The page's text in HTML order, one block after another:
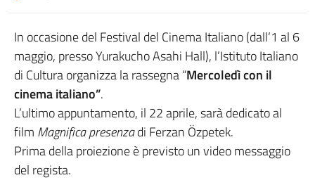
In occasione del Festival del Cinema Italiano (dall’1 al 6
maggio, presso Yurakucho Asahi Hall), l’Istituto Italiano
di Cultura organizza la rassegna “Mercoledì con il
cinema italiano”.
L’ultimo appuntamento, il 22 aprile, sarà dedicato al
film Magnifica presenzadi Ferzan Özpetek.
Prima della proiezione è previsto un video messaggio
del regista.